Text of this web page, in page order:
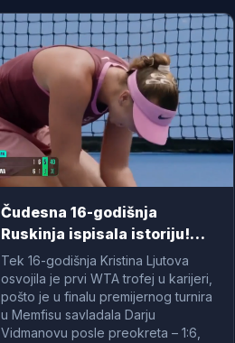
Čudesna 16-godišnja
Ruskinja ispisala istoriju!
(VIDEO)
Tek 16-godišnja Kristina Ljutova
osvojila je prvi WTA trofej u karijeri,
pošto je u finalu premijernog turnira
u Memfisu savladala Darju
Vidmanovu posle preokreta – 1:6,